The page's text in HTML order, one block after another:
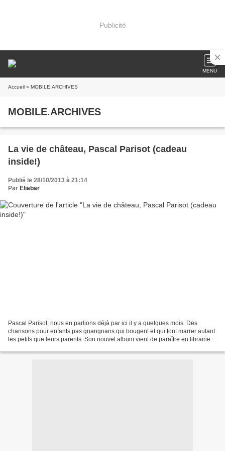
Publicité
MENU
Accueil » MOBILE.ARCHIVES
MOBILE.ARCHIVES
La vie de château, Pascal Parisot (cadeau
inside!)
Publié le 28/10/2013 à 21:14
Par Eliabar
Pascal Parisot, nous en parlions déjà par ici il y a quelques mois. Des
chansons pour enfants pas gnangnans qui bougent et qui font marrer autant
les petits que leurs parents. Son nouvel album vient de paraître en librairie et